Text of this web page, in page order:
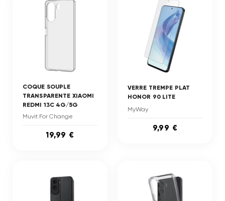
COQUE SOUPLE
TRANSPARENTE XIAOMI
REDMI 13C 4G/5G
Muvit For Change
19,99 €
VERRE TREMPE PLAT
HONOR 90 LITE
MyWay
9,99 €